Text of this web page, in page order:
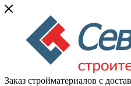
Заказ стройматериалов с